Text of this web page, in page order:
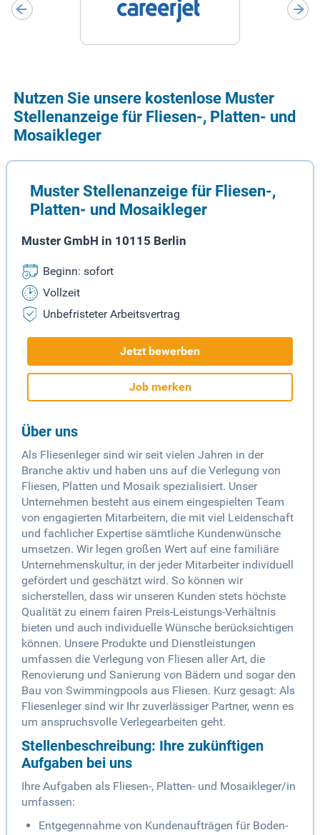
Nutzen Sie unsere kostenlose Muster
Stellenanzeige für Fliesen-, Platten- und
Mosaikleger
Muster Stellenanzeige für Fliesen-,
Platten- und Mosaikleger
Muster GmbH in 10115 Berlin
Beginn: sofort
Vollzeit
Unbefristeter Arbeitsvertrag
Jetzt bewerben
Job merken
Über uns
Als Fliesenleger sind wir seit vielen Jahren in der
Branche aktiv und haben uns auf die Verlegung von
Fliesen, Platten und Mosaik spezialisiert. Unser
Unternehmen besteht aus einem eingespielten Team
von engagierten Mitarbeitern, die mit viel Leidenschaft
und fachlicher Expertise sämtliche Kundenwünsche
umsetzen. Wir legen großen Wert auf eine familiäre
Unternehmenskultur, in der jeder Mitarbeiter individuell
gefördert und geschätzt wird. So können wir
sicherstellen, dass wir unseren Kunden stets höchste
Qualität zu einem fairen Preis-Leistungs-Verhältnis
bieten und auch individuelle Wünsche berücksichtigen
können. Unsere Produkte und Dienstleistungen
umfassen die Verlegung von Fliesen aller Art, die
Renovierung und Sanierung von Bädern und sogar den
Bau von Swimmingpools aus Fliesen. Kurz gesagt: Als
Fliesenleger sind wir Ihr zuverlässiger Partner, wenn es
um anspruchsvolle Verlegearbeiten geht.
Stellenbeschreibung: Ihre zukünftigen
Aufgaben bei uns
Ihre Aufgaben als Fliesen-, Platten- und Mosaikleger/in
umfassen:
Entgegennahme von Kundenaufträgen für Boden-